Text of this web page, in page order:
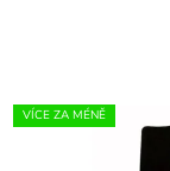
VÍCE ZA MÉNĚ